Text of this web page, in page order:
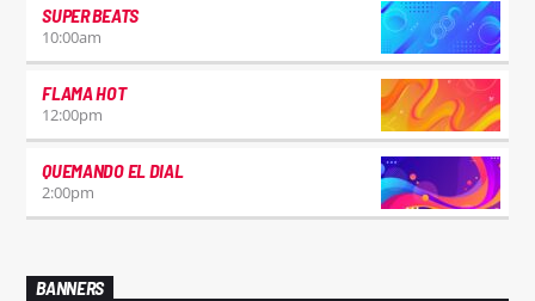
SUPER BEATS
10:00am
FLAMA HOT
12:00pm
QUEMANDO EL DIAL
2:00pm
BANNERS